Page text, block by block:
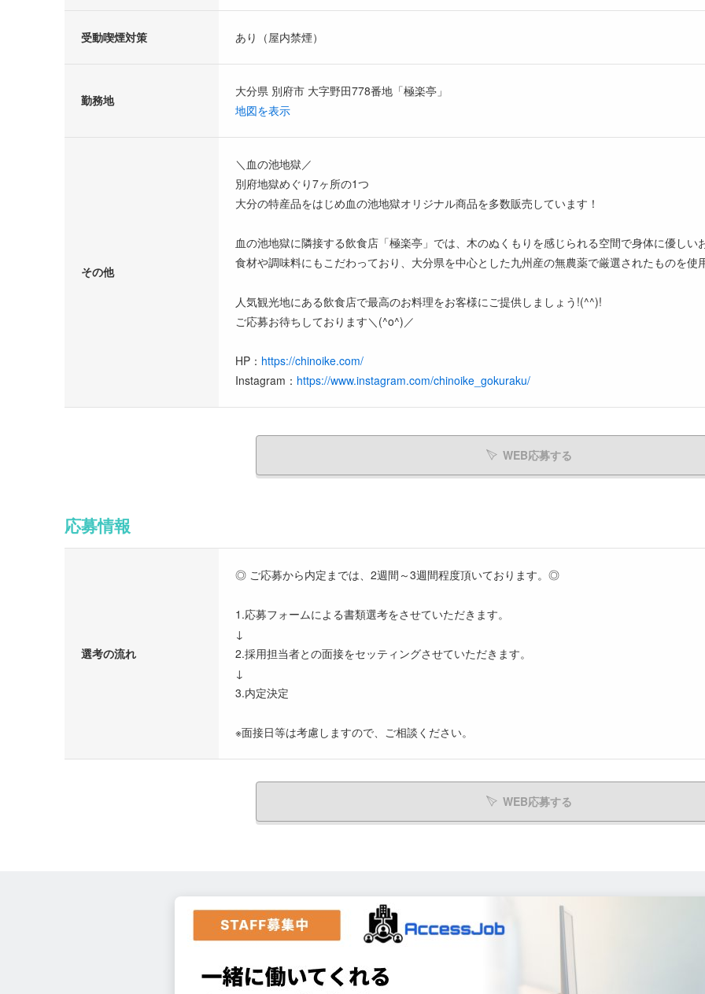
受動喫煙対策 あり（屋内禁煙）
勤務地
大分県 別府市 大字野田778番地「極楽亭」
地図を表示
その他
＼血の池地獄／
別府地獄めぐり7ヶ所の1つ
大分の特産品をはじめ血の池地獄オリジナル商品を多数販売しています！
血の池地獄に隣接する飲食店「極楽亭」では、木のぬくもりを感じられる空間で身体に優し
食材や調味料にもこだわっており、大分県を中心とした九州産の無農薬で厳選されたものを使
人気観光地にある飲食店で最高のお料理をお客様にご提供しましょう!(^^)!
ご応募お待ちしております＼(^o^)／
HP： https://chinoike.com/
Instagram： https://www.instagram.com/chinoike_gokuraku/
WEB応募する
応募情報
選考の流れ
◎ ご応募から内定までは、2週間～3週間程度頂いております。◎
1.応募フォームによる書類選考をさせていただきます。
↓
2.採用担当者との面接をセッティングさせていただきます。
↓
3.内定決定
※面接日等は考慮しますので、ご相談ください。
WEB応募する